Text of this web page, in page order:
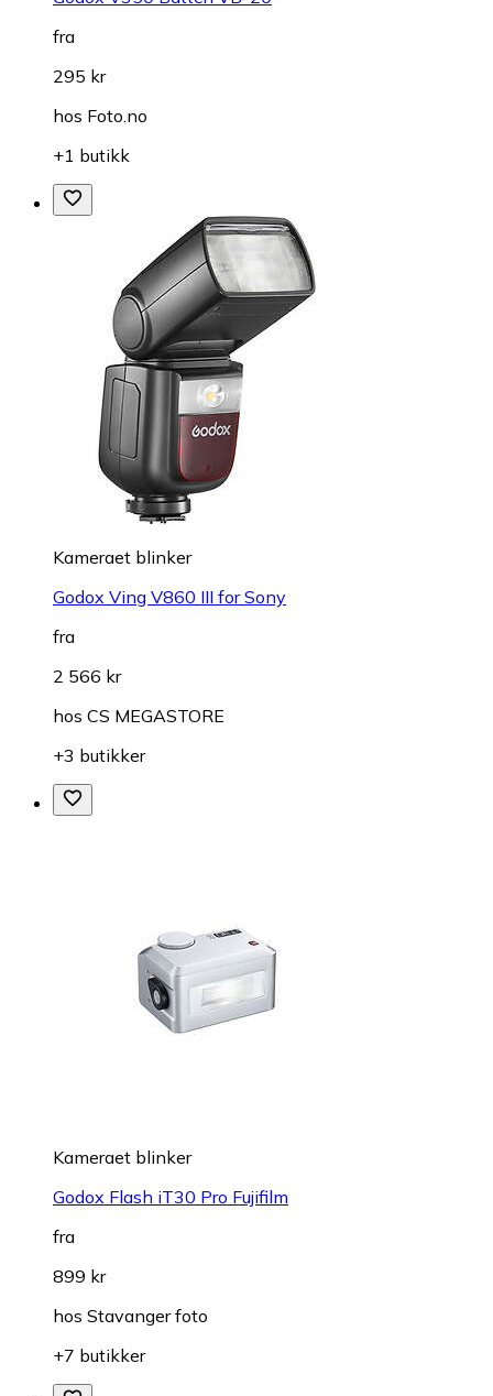
fra
295 kr
hos Foto.no
+1 butikk
Kameraet blinker
Godox Ving V860 III for Sony
fra
2 566 kr
hos CS MEGASTORE
+3 butikker
Kameraet blinker
Godox Flash iT30 Pro Fujifilm
fra
899 kr
hos Stavanger foto
+7 butikker